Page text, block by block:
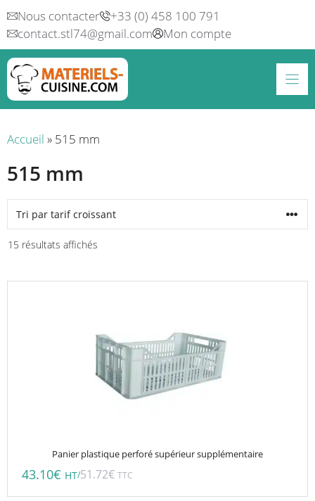
Aller
au
contenu
Nous contacter
+33 (0) 458 100 791
contact.stl74@gmail.com
Mon compte
Accueil » 515 mm
515 mm
15 résultats affichés
Panier plastique perforé supérieur supplémentaire
43.10€ HT/51.72€ TTC